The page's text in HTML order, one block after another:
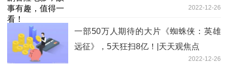
2022-12-26
一部50万人期待的大片《蜘蛛侠：英雄
远征》，5天狂扫8亿！|天天观焦点
2022-12-26